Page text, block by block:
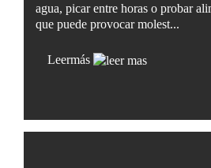
agua, picar entre horas o probar
que puede provocar molest...
Leermás